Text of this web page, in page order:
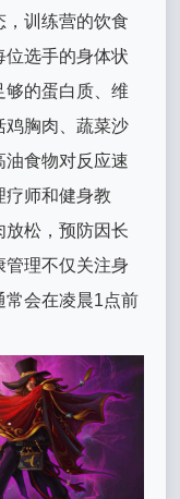
，训练营的饮食
位选手的身体状
够的蛋白质、维
鸡胸肉、蔬菜沙
油食物对反应速
疗师和健身教
放松，预防因长
管理不仅关注身
常会在凌晨1点前